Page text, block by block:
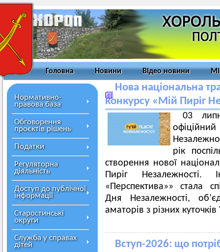
Головна Новини Відео новини
Нормативно-
правова база
Обговорення
проєктів рішень
Податки
Регуляторна
діяльність
Доступ до публічної
інформації
Старостинські
округи
Служба у справах
дітей
Нова національна
конкурсу «Мій Пиріг
03
офіційний
рік
створення нової
Пиріг Незалежності.
«Перспектива»» стала
Дня Незалежності,
аматорів з різних
Вступ-2026: що